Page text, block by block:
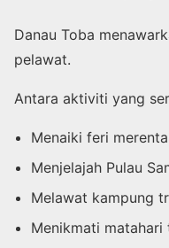
Danau Toba
pelawat.
Antara aktiviti yang
Menaiki feri
Menjelajah Pulau
Melawat kampung
Menikmati matahari